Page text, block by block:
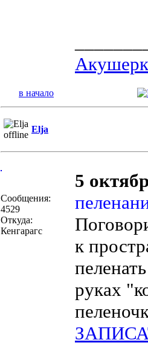
в начало
Elja
Сообщения:
4529
Откуда:
Кенгарагс
5
к
руках